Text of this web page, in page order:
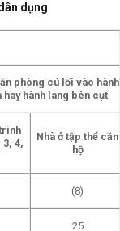
dụng
phòng cú lối vào hành
hay hành lang bên cụt
3, 4,
Nhà ở tập thể căn
hộ
(8)
25